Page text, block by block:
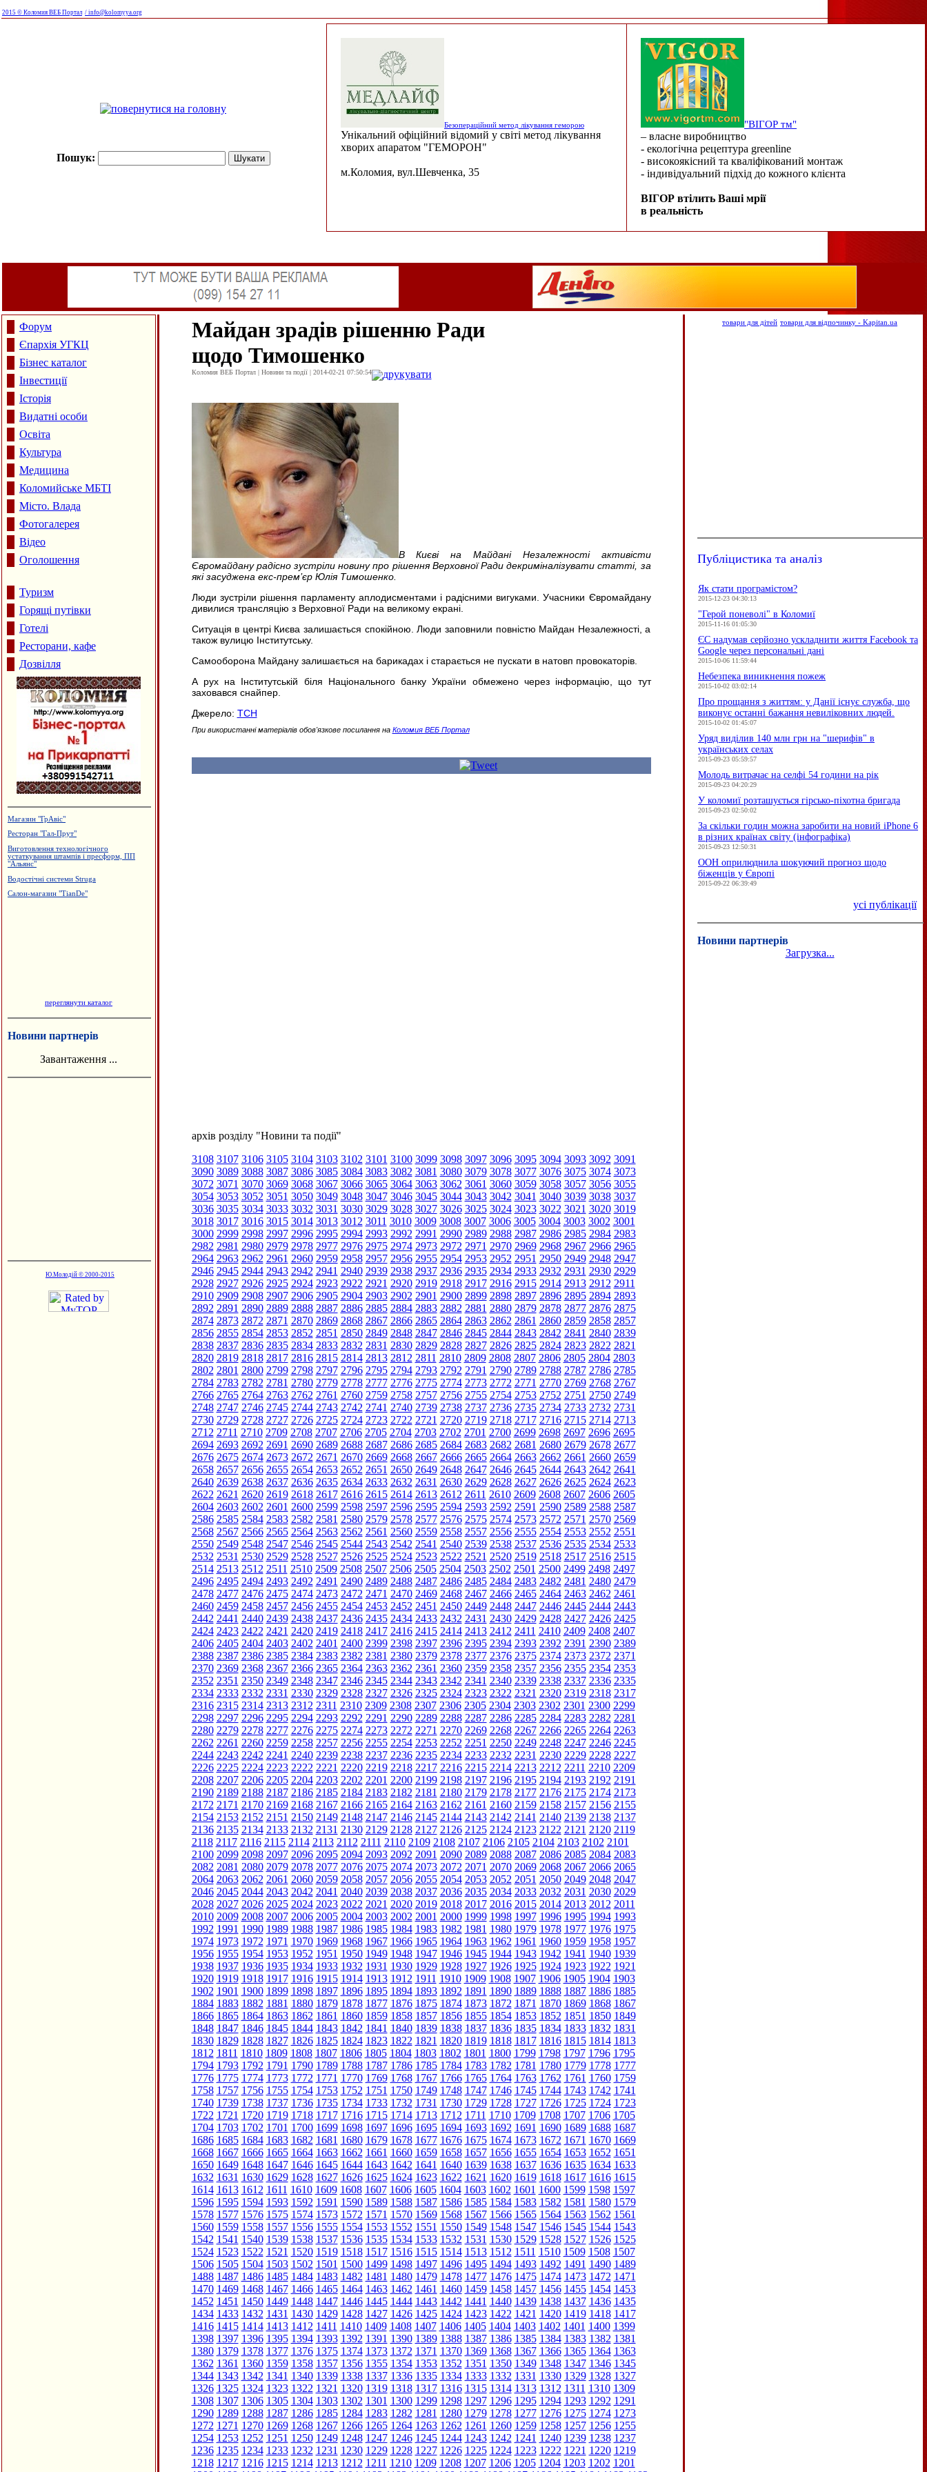
2015 © Коломия ВЕБ Портал / info@kolomyya.org
Пошук:
Безопераційний метод лікування геморою
Унікальний офіційний відомий у світі метод лікування
хворих апаратом "ГЕМОРОН"
м.Коломия, вул.Шевченка, 35
"ВІГОР тм"
– власне виробництво
- екологічна рецептура greenline
- високоякісний та кваліфікований монтаж
- індивідуальний підхід до кожного клієнта
ВІГОР втілить Ваші мрії
в реальність
Форум
Єпархія УГКЦ
Бізнес каталог
Інвестиції
Історія
Видатні особи
Освіта
Культура
Медицина
Коломийське МБТІ
Місто. Влада
Фотогалерея
Відео
Оголошення
Туризм
Горящі путівки
Готелі
Ресторани, кафе
Дозвілля
Магазин "ГрАвіс"
Ресторан "Гал-Прут"
Виготовлення технологічного
устаткування штампів і пресформ, ПП
"Альянс"
Водостічні системи Struga
Салон-магазин "TianDe"
переглянути каталог
Новини партнерів
Завантаження ...
Ю.Молодій © 2000-2015
Майдан зрадів рішенню Ради
щодо Тимошенко
Коломия ВЕБ Портал | Новини та події | 2014-02-21 07:50:54 друкувати
В Києві на Майдані Незалежності активісти
Євромайдану радісно зустріли новину про рішення Верховної Ради декриміналізувати статті, за
які засуджена екс-прем’єр Юлія Тимошенко.
Люди зустріли рішення парламенту аплодисментами і радісними вигуками. Учасники Євромайдану
дивилися трансляцію з Верховної Ради на великому екрані.
Ситуація в центрі Києва залишається спокійною. Люди заповнили повністю Майдан Незалежності, а
також вулицю Інститутську.
Самооборона Майдану залишається на барикадах і старається не пускати в натовп провокаторів.
А рух на Інститутській біля Національного банку України обмежено через інформацію, що тут
заховався снайпер.
Джерело: ТСН
При використанні матеріалів обов'язкове посилання на Коломия ВЕБ Портал
архів розділу "Новини та події"
3108 3107 3106 3105 3104 3103 3102 3101 3100 3099 3098 3097 3096 3095 3094 3093 3092 3091
3090 3089 3088 3087 3086 3085 3084 3083 3082 3081 3080 3079 3078 3077 3076 3075 3074 3073
3072 3071 3070 3069 3068 3067 3066 3065 3064 3063 3062 3061 3060 3059 3058 3057 3056 3055
3054 3053 3052 3051 3050 3049 3048 3047 3046 3045 3044 3043 3042 3041 3040 3039 3038 3037
3036 3035 3034 3033 3032 3031 3030 3029 3028 3027 3026 3025 3024 3023 3022 3021 3020 3019
3018 3017 3016 3015 3014 3013 3012 3011 3010 3009 3008 3007 3006 3005 3004 3003 3002 3001
3000 2999 2998 2997 2996 2995 2994 2993 2992 2991 2990 2989 2988 2987 2986 2985 2984 2983
2982 2981 2980 2979 2978 2977 2976 2975 2974 2973 2972 2971 2970 2969 2968 2967 2966 2965
2964 2963 2962 2961 2960 2959 2958 2957 2956 2955 2954 2953 2952 2951 2950 2949 2948 2947
2946 2945 2944 2943 2942 2941 2940 2939 2938 2937 2936 2935 2934 2933 2932 2931 2930 2929
2928 2927 2926 2925 2924 2923 2922 2921 2920 2919 2918 2917 2916 2915 2914 2913 2912 2911
2910 2909 2908 2907 2906 2905 2904 2903 2902 2901 2900 2899 2898 2897 2896 2895 2894 2893
2892 2891 2890 2889 2888 2887 2886 2885 2884 2883 2882 2881 2880 2879 2878 2877 2876 2875
2874 2873 2872 2871 2870 2869 2868 2867 2866 2865 2864 2863 2862 2861 2860 2859 2858 2857
2856 2855 2854 2853 2852 2851 2850 2849 2848 2847 2846 2845 2844 2843 2842 2841 2840 2839
2838 2837 2836 2835 2834 2833 2832 2831 2830 2829 2828 2827 2826 2825 2824 2823 2822 2821
2820 2819 2818 2817 2816 2815 2814 2813 2812 2811 2810 2809 2808 2807 2806 2805 2804 2803
2802 2801 2800 2799 2798 2797 2796 2795 2794 2793 2792 2791 2790 2789 2788 2787 2786 2785
2784 2783 2782 2781 2780 2779 2778 2777 2776 2775 2774 2773 2772 2771 2770 2769 2768 2767
2766 2765 2764 2763 2762 2761 2760 2759 2758 2757 2756 2755 2754 2753 2752 2751 2750 2749
2748 2747 2746 2745 2744 2743 2742 2741 2740 2739 2738 2737 2736 2735 2734 2733 2732 2731
2730 2729 2728 2727 2726 2725 2724 2723 2722 2721 2720 2719 2718 2717 2716 2715 2714 2713
2712 2711 2710 2709 2708 2707 2706 2705 2704 2703 2702 2701 2700 2699 2698 2697 2696 2695
2694 2693 2692 2691 2690 2689 2688 2687 2686 2685 2684 2683 2682 2681 2680 2679 2678 2677
2676 2675 2674 2673 2672 2671 2670 2669 2668 2667 2666 2665 2664 2663 2662 2661 2660 2659
2658 2657 2656 2655 2654 2653 2652 2651 2650 2649 2648 2647 2646 2645 2644 2643 2642 2641
2640 2639 2638 2637 2636 2635 2634 2633 2632 2631 2630 2629 2628 2627 2626 2625 2624 2623
2622 2621 2620 2619 2618 2617 2616 2615 2614 2613 2612 2611 2610 2609 2608 2607 2606 2605
2604 2603 2602 2601 2600 2599 2598 2597 2596 2595 2594 2593 2592 2591 2590 2589 2588 2587
2586 2585 2584 2583 2582 2581 2580 2579 2578 2577 2576 2575 2574 2573 2572 2571 2570 2569
2568 2567 2566 2565 2564 2563 2562 2561 2560 2559 2558 2557 2556 2555 2554 2553 2552 2551
2550 2549 2548 2547 2546 2545 2544 2543 2542 2541 2540 2539 2538 2537 2536 2535 2534 2533
2532 2531 2530 2529 2528 2527 2526 2525 2524 2523 2522 2521 2520 2519 2518 2517 2516 2515
2514 2513 2512 2511 2510 2509 2508 2507 2506 2505 2504 2503 2502 2501 2500 2499 2498 2497
2496 2495 2494 2493 2492 2491 2490 2489 2488 2487 2486 2485 2484 2483 2482 2481 2480 2479
2478 2477 2476 2475 2474 2473 2472 2471 2470 2469 2468 2467 2466 2465 2464 2463 2462 2461
2460 2459 2458 2457 2456 2455 2454 2453 2452 2451 2450 2449 2448 2447 2446 2445 2444 2443
2442 2441 2440 2439 2438 2437 2436 2435 2434 2433 2432 2431 2430 2429 2428 2427 2426 2425
2424 2423 2422 2421 2420 2419 2418 2417 2416 2415 2414 2413 2412 2411 2410 2409 2408 2407
2406 2405 2404 2403 2402 2401 2400 2399 2398 2397 2396 2395 2394 2393 2392 2391 2390 2389
2388 2387 2386 2385 2384 2383 2382 2381 2380 2379 2378 2377 2376 2375 2374 2373 2372 2371
2370 2369 2368 2367 2366 2365 2364 2363 2362 2361 2360 2359 2358 2357 2356 2355 2354 2353
2352 2351 2350 2349 2348 2347 2346 2345 2344 2343 2342 2341 2340 2339 2338 2337 2336 2335
2334 2333 2332 2331 2330 2329 2328 2327 2326 2325 2324 2323 2322 2321 2320 2319 2318 2317
2316 2315 2314 2313 2312 2311 2310 2309 2308 2307 2306 2305 2304 2303 2302 2301 2300 2299
2298 2297 2296 2295 2294 2293 2292 2291 2290 2289 2288 2287 2286 2285 2284 2283 2282 2281
2280 2279 2278 2277 2276 2275 2274 2273 2272 2271 2270 2269 2268 2267 2266 2265 2264 2263
2262 2261 2260 2259 2258 2257 2256 2255 2254 2253 2252 2251 2250 2249 2248 2247 2246 2245
2244 2243 2242 2241 2240 2239 2238 2237 2236 2235 2234 2233 2232 2231 2230 2229 2228 2227
2226 2225 2224 2223 2222 2221 2220 2219 2218 2217 2216 2215 2214 2213 2212 2211 2210 2209
2208 2207 2206 2205 2204 2203 2202 2201 2200 2199 2198 2197 2196 2195 2194 2193 2192 2191
2190 2189 2188 2187 2186 2185 2184 2183 2182 2181 2180 2179 2178 2177 2176 2175 2174 2173
2172 2171 2170 2169 2168 2167 2166 2165 2164 2163 2162 2161 2160 2159 2158 2157 2156 2155
2154 2153 2152 2151 2150 2149 2148 2147 2146 2145 2144 2143 2142 2141 2140 2139 2138 2137
2136 2135 2134 2133 2132 2131 2130 2129 2128 2127 2126 2125 2124 2123 2122 2121 2120 2119
2118 2117 2116 2115 2114 2113 2112 2111 2110 2109 2108 2107 2106 2105 2104 2103 2102 2101
2100 2099 2098 2097 2096 2095 2094 2093 2092 2091 2090 2089 2088 2087 2086 2085 2084 2083
2082 2081 2080 2079 2078 2077 2076 2075 2074 2073 2072 2071 2070 2069 2068 2067 2066 2065
2064 2063 2062 2061 2060 2059 2058 2057 2056 2055 2054 2053 2052 2051 2050 2049 2048 2047
2046 2045 2044 2043 2042 2041 2040 2039 2038 2037 2036 2035 2034 2033 2032 2031 2030 2029
2028 2027 2026 2025 2024 2023 2022 2021 2020 2019 2018 2017 2016 2015 2014 2013 2012 2011
2010 2009 2008 2007 2006 2005 2004 2003 2002 2001 2000 1999 1998 1997 1996 1995 1994 1993
1992 1991 1990 1989 1988 1987 1986 1985 1984 1983 1982 1981 1980 1979 1978 1977 1976 1975
1974 1973 1972 1971 1970 1969 1968 1967 1966 1965 1964 1963 1962 1961 1960 1959 1958 1957
1956 1955 1954 1953 1952 1951 1950 1949 1948 1947 1946 1945 1944 1943 1942 1941 1940 1939
1938 1937 1936 1935 1934 1933 1932 1931 1930 1929 1928 1927 1926 1925 1924 1923 1922 1921
1920 1919 1918 1917 1916 1915 1914 1913 1912 1911 1910 1909 1908 1907 1906 1905 1904 1903
1902 1901 1900 1899 1898 1897 1896 1895 1894 1893 1892 1891 1890 1889 1888 1887 1886 1885
1884 1883 1882 1881 1880 1879 1878 1877 1876 1875 1874 1873 1872 1871 1870 1869 1868 1867
1866 1865 1864 1863 1862 1861 1860 1859 1858 1857 1856 1855 1854 1853 1852 1851 1850 1849
1848 1847 1846 1845 1844 1843 1842 1841 1840 1839 1838 1837 1836 1835 1834 1833 1832 1831
1830 1829 1828 1827 1826 1825 1824 1823 1822 1821 1820 1819 1818 1817 1816 1815 1814 1813
1812 1811 1810 1809 1808 1807 1806 1805 1804 1803 1802 1801 1800 1799 1798 1797 1796 1795
1794 1793 1792 1791 1790 1789 1788 1787 1786 1785 1784 1783 1782 1781 1780 1779 1778 1777
1776 1775 1774 1773 1772 1771 1770 1769 1768 1767 1766 1765 1764 1763 1762 1761 1760 1759
1758 1757 1756 1755 1754 1753 1752 1751 1750 1749 1748 1747 1746 1745 1744 1743 1742 1741
1740 1739 1738 1737 1736 1735 1734 1733 1732 1731 1730 1729 1728 1727 1726 1725 1724 1723
1722 1721 1720 1719 1718 1717 1716 1715 1714 1713 1712 1711 1710 1709 1708 1707 1706 1705
1704 1703 1702 1701 1700 1699 1698 1697 1696 1695 1694 1693 1692 1691 1690 1689 1688 1687
1686 1685 1684 1683 1682 1681 1680 1679 1678 1677 1676 1675 1674 1673 1672 1671 1670 1669
1668 1667 1666 1665 1664 1663 1662 1661 1660 1659 1658 1657 1656 1655 1654 1653 1652 1651
1650 1649 1648 1647 1646 1645 1644 1643 1642 1641 1640 1639 1638 1637 1636 1635 1634 1633
1632 1631 1630 1629 1628 1627 1626 1625 1624 1623 1622 1621 1620 1619 1618 1617 1616 1615
1614 1613 1612 1611 1610 1609 1608 1607 1606 1605 1604 1603 1602 1601 1600 1599 1598 1597
1596 1595 1594 1593 1592 1591 1590 1589 1588 1587 1586 1585 1584 1583 1582 1581 1580 1579
1578 1577 1576 1575 1574 1573 1572 1571 1570 1569 1568 1567 1566 1565 1564 1563 1562 1561
1560 1559 1558 1557 1556 1555 1554 1553 1552 1551 1550 1549 1548 1547 1546 1545 1544 1543
1542 1541 1540 1539 1538 1537 1536 1535 1534 1533 1532 1531 1530 1529 1528 1527 1526 1525
1524 1523 1522 1521 1520 1519 1518 1517 1516 1515 1514 1513 1512 1511 1510 1509 1508 1507
1506 1505 1504 1503 1502 1501 1500 1499 1498 1497 1496 1495 1494 1493 1492 1491 1490 1489
1488 1487 1486 1485 1484 1483 1482 1481 1480 1479 1478 1477 1476 1475 1474 1473 1472 1471
1470 1469 1468 1467 1466 1465 1464 1463 1462 1461 1460 1459 1458 1457 1456 1455 1454 1453
1452 1451 1450 1449 1448 1447 1446 1445 1444 1443 1442 1441 1440 1439 1438 1437 1436 1435
1434 1433 1432 1431 1430 1429 1428 1427 1426 1425 1424 1423 1422 1421 1420 1419 1418 1417
1416 1415 1414 1413 1412 1411 1410 1409 1408 1407 1406 1405 1404 1403 1402 1401 1400 1399
1398 1397 1396 1395 1394 1393 1392 1391 1390 1389 1388 1387 1386 1385 1384 1383 1382 1381
1380 1379 1378 1377 1376 1375 1374 1373 1372 1371 1370 1369 1368 1367 1366 1365 1364 1363
1362 1361 1360 1359 1358 1357 1356 1355 1354 1353 1352 1351 1350 1349 1348 1347 1346 1345
1344 1343 1342 1341 1340 1339 1338 1337 1336 1335 1334 1333 1332 1331 1330 1329 1328 1327
1326 1325 1324 1323 1322 1321 1320 1319 1318 1317 1316 1315 1314 1313 1312 1311 1310 1309
1308 1307 1306 1305 1304 1303 1302 1301 1300 1299 1298 1297 1296 1295 1294 1293 1292 1291
1290 1289 1288 1287 1286 1285 1284 1283 1282 1281 1280 1279 1278 1277 1276 1275 1274 1273
1272 1271 1270 1269 1268 1267 1266 1265 1264 1263 1262 1261 1260 1259 1258 1257 1256 1255
1254 1253 1252 1251 1250 1249 1248 1247 1246 1245 1244 1243 1242 1241 1240 1239 1238 1237
1236 1235 1234 1233 1232 1231 1230 1229 1228 1227 1226 1225 1224 1223 1222 1221 1220 1219
1218 1217 1216 1215 1214 1213 1212 1211 1210 1209 1208 1207 1206 1205 1204 1203 1202 1201
товари для дітей товари для відпочинку - Kapitan.ua
Публіцистика та аналіз
Як стати програмістом?
2015-12-23 04:30:13
"Герой поневолі" в Коломиї
2015-11-16 01:05:30
ЄC надумав серйозно ускладнити життя Facebook та
Google через персональні дані
2015-10-06 11:59:44
Небезпека виникнення пожеж
2015-10-02 03:02:14
Про прощання з життям: у Данії існує служба, що
виконує останні бажання невиліковних людей.
2015-10-02 01:45:07
Уряд виділив 140 млн грн на "шерифів" в
українських селах
2015-09-23 05:59:57
Молодь витрачає на селфі 54 години на рік
2015-09-23 04:20:29
У коломиї розташується гірсько-піхотна бригада
2015-09-23 02:50:02
За скільки годин можна заробити на новий iPhone 6
в різних країнах світу (інфографіка)
2015-09-23 12:50:31
ООН оприлюднила шокуючий прогноз щодо
біженців у Європі
2015-09-22 06:39:49
усі публікації
Новини партнерів
Загрузка...